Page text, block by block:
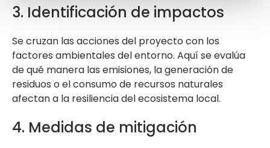
3. Identificación de impactos
Se cruzan las acciones del proyecto con los
factores ambientales del entorno. Aquí se evalúa
de qué manera las emisiones, la generación de
residuos o el consumo de recursos naturales
afectan a la resiliencia del ecosistema local.
4. Medidas de mitigación